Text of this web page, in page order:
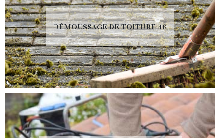
DÉMOUSSAGE DE TOITURE 46